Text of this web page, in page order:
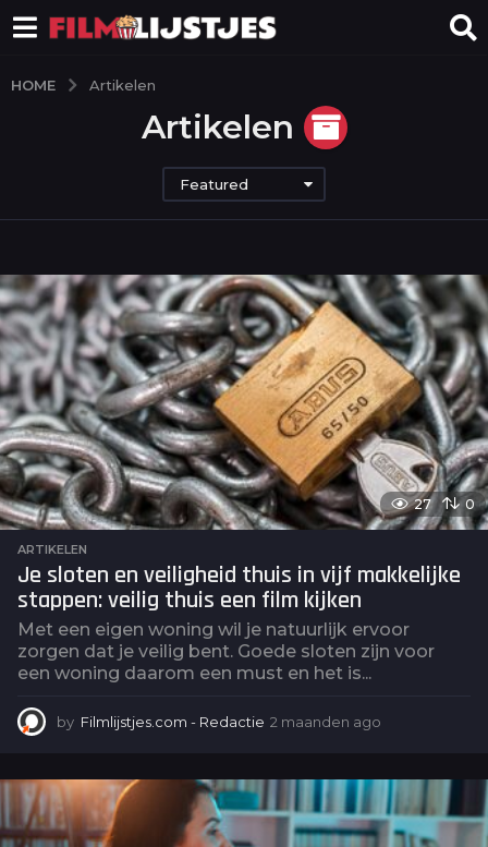
HOME Artikelen
Artikelen
Featured
27 0
ARTIKELEN
Je sloten en veiligheid thuis in vijf makkelijke
stappen: veilig thuis een film kijken
Met een eigen woning wil je natuurlijk ervoor
zorgen dat je veilig bent. Goede sloten zijn voor
een woning daarom een must en het is...
by Filmlijstjes.com - Redactie 2 maanden ago
a
n
d